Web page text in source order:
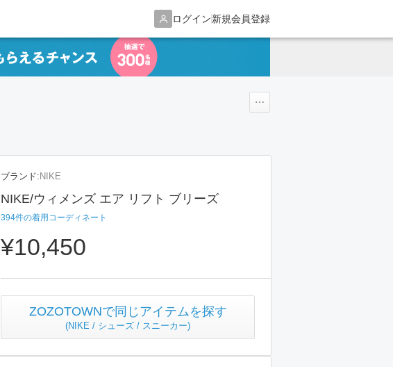
ログイン新規会員登録
ブランド: NIKE
NIKE/ウィメンズ エア リフト ブリーズ
394件の着用コーディネート
¥10,450
ZOZOTOWNで同じアイテムを探す
(NIKE / シューズ / スニーカー)